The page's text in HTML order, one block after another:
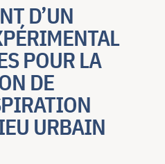
D’UN
POUR LA
DE
URBAIN